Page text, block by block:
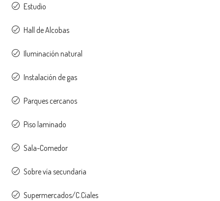
Estudio
Hall de Alcobas
Iluminación natural
Instalación de gas
Parques cercanos
Piso laminado
Sala-Comedor
Sobre vía secundaria
Supermercados/C.Ciales